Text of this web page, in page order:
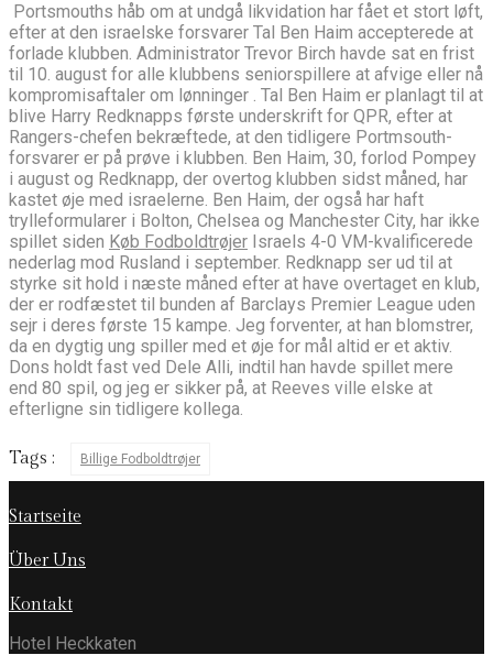
Portsmouths håb om at undgå likvidation har fået et stort løft,
efter at den israelske forsvarer Tal Ben Haim accepterede at
forlade klubben. Administrator Trevor Birch havde sat en frist
til 10. august for alle klubbens seniorspillere at afvige eller nå
kompromisaftaler om lønninger . Tal Ben Haim er planlagt til at
blive Harry Redknapps første underskrift for QPR, efter at
Rangers-chefen bekræftede, at den tidligere Portmsouth-
forsvarer er på prøve i klubben. Ben Haim, 30, forlod Pompey
i august og Redknapp, der overtog klubben sidst måned, har
kastet øje med israelerne. Ben Haim, der også har haft
trylleformularer i Bolton, Chelsea og Manchester City, har ikke
spillet siden Køb Fodboldtrøjer Israels 4-0 VM-kvalificerede
nederlag mod Rusland i september. Redknapp ser ud til at
styrke sit hold i næste måned efter at have overtaget en klub,
der er rodfæstet til bunden af ​​Barclays Premier League uden
sejr i deres første 15 kampe. Jeg forventer, at han blomstrer,
da en dygtig ung spiller med et øje for mål altid er et aktiv.
Dons holdt fast ved Dele Alli, indtil han havde spillet mere
end 80 spil, og jeg er sikker på, at Reeves ville elske at
efterligne sin tidligere kollega.
Tags : Billige Fodboldtrøjer
Startseite
Über Uns
Kontakt
Hotel Heckkaten